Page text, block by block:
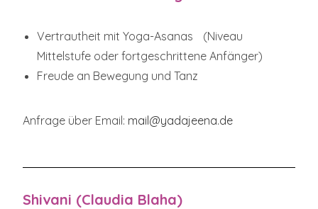
Vertrautheit mit Yoga-Asanas (Niveau
Mittelstufe oder fortgeschrittene Anfänger)
Freude an Bewegung und Tanz
Anfrage über Email: mail@yadajeena.de
Shivani (Claudia Blaha)